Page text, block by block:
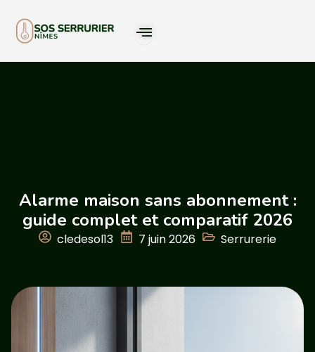
Alarme maison sans abonnement :
guide complet et comparatif 2026
cledesol13 7 juin 2026 Serrurerie